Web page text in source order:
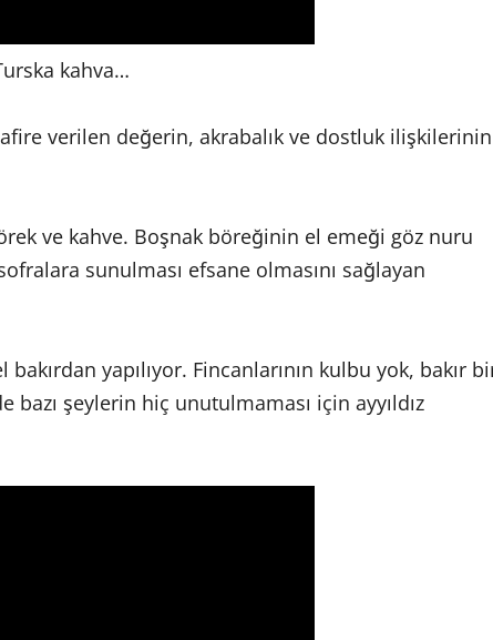
kahva…
verilen değerin, akrabalık ve dostluk ilişkilerinin
ve kahve. Boşnak böreğinin el emeği göz nuru
sunulması efsane olmasını sağlayan
yapılıyor. Fincanlarının kulbu yok, bakır
şeylerin hiç unutulmaması için ayyıldız